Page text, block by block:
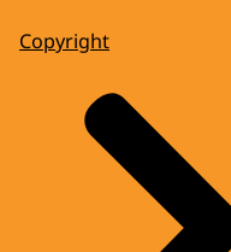
Copyright